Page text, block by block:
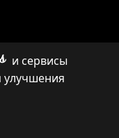
и сервисы
улучшения